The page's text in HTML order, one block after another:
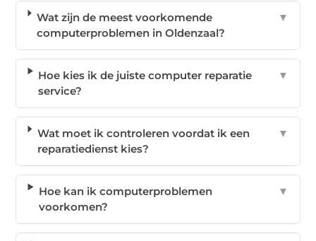
Wat zijn de meest voorkomende
computerproblemen in Oldenzaal?
▼
Hoe kies ik de juiste computer reparatie
service?
▼
Wat moet ik controleren voordat ik een
reparatiedienst kies?
▼
Hoe kan ik computerproblemen
voorkomen?
▼